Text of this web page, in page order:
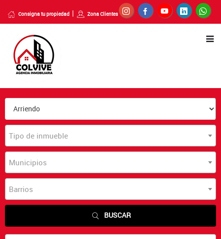
Consigna tu propiedad Zona Clientes
Tipo de inmueble
Municipios
Barrios
BUSCAR